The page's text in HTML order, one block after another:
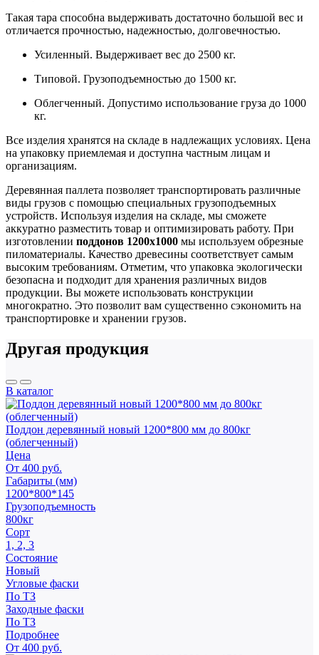
Такая тара способна выдерживать достаточно большой вес и
отличается прочностью, надежностью, долговечностью.
Усиленный. Выдерживает вес до 2500 кг.
Типовой. Грузоподъемностью до 1500 кг.
Облегченный. Допустимо использование груза до 1000
кг.
Все изделия хранятся на складе в надлежащих условиях. Цена
на упаковку приемлемая и доступна частным лицам и
организациям.
Деревянная паллета позволяет транспортировать различные
виды грузов с помощью специальных грузоподъемных
устройств. Используя изделия на складе, мы сможете
аккуратно разместить товар и оптимизировать работу. При
изготовлении поддонов 1200x1000 мы используем обрезные
пиломатериалы. Качество древесины соответствует самым
высоким требованиям. Отметим, что упаковка экологически
безопасна и подходит для хранения различных видов
продукции. Вы можете использовать конструкции
многократно. Это позволит вам существенно сэкономить на
транспортировке и хранении грузов.
Другая продукция
В каталог
Поддон деревянный новый 1200*800 мм до 800кг
(облегченный)
Цена
От 400 руб.
Габариты (мм)
1200*800*145
Грузоподъемность
800кг
Сорт
1, 2, 3
Состояние
Новый
Угловые фаски
По ТЗ
Заходные фаски
По ТЗ
Подробнее
От 400 руб.